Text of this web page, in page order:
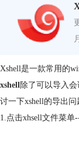
Xshell是一款常用的
xshell除了可以导入
讨一下xshell的导出问
1.点击xhsell文件菜单